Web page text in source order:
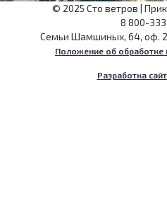
© 2025 Сто ветров |
8 800-
Семьи Шамшиных, 64, оф.
Положение об обработке
Разработка